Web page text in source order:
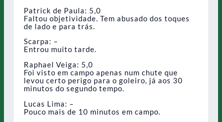
Patrick de Paula: 5,0
Faltou objetividade. Tem abusado dos toques
de lado e para trás.
Scarpa: –
Entrou muito tarde.
Raphael Veiga: 5,0
Foi visto em campo apenas num chute que
levou certo perigo para o goleiro, já aos 30
minutos do segundo tempo.
Lucas Lima: –
Pouco mais de 10 minutos em campo.